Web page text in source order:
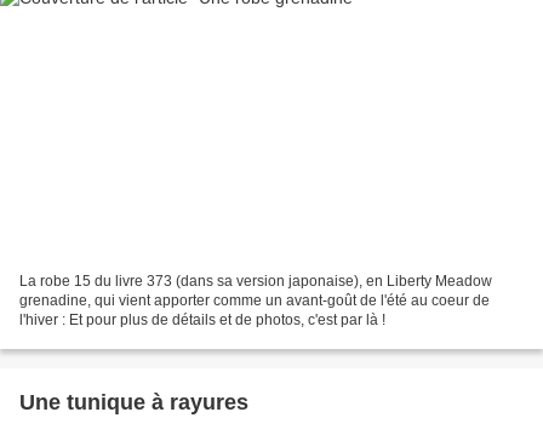
La robe 15 du livre 373 (dans sa version japonaise), en Liberty Meadow
grenadine, qui vient apporter comme un avant-goût de l'été au coeur de
l'hiver : Et pour plus de détails et de photos, c'est par là !
Une tunique à rayures